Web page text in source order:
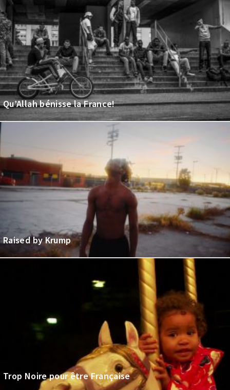
Qu’Allah bénisse la France!
Raised by Krump
Trop Noire pour être Française